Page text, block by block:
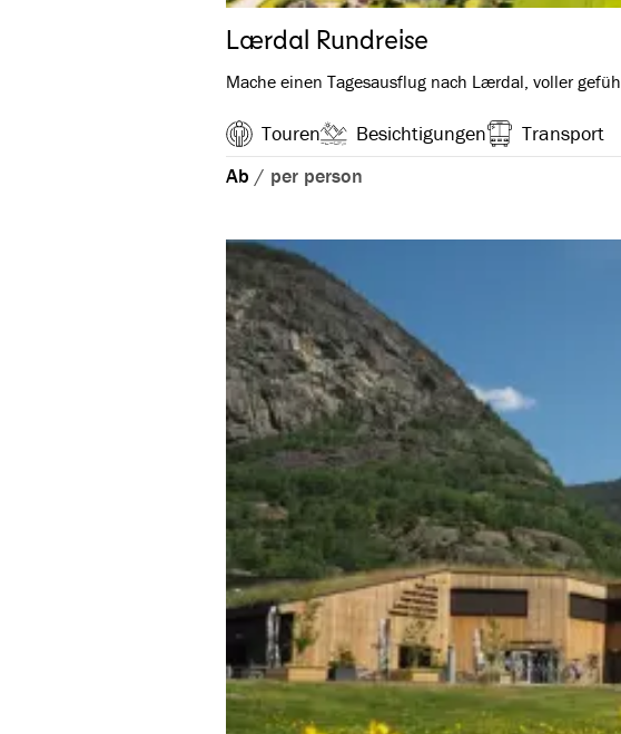
Lærdal Rundreise
Mache einen Tagesausflug nach Lærdal, voller
Touren Besichtigungen
Transport
Ab / per person